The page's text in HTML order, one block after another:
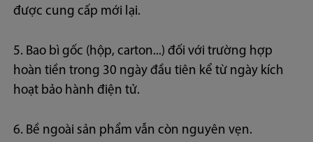
được cung cấp mới lại.
5. Bao bì gốc (hộp, carton...) đối với trường hợp
hoàn tiền trong 30 ngày đầu tiên kể từ ngày kích
hoạt bảo hành điện tử.
6. Bề ngoài sản phẩm vẫn còn nguyên vẹn.